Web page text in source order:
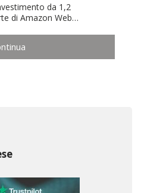
da 1,2
di Amazon Web…